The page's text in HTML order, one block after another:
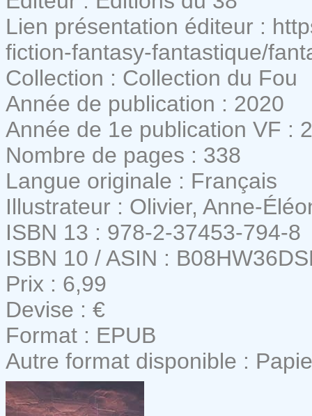
Lien présentation éditeur :
fiction-fantasy-fantastique/
Collection : Collection du Fou
Année de publication : 2020
Année de 1e publication VF :
Nombre de pages : 338
Langue originale : Français
Illustrateur : Olivier, Anne-
ISBN 13 : 978-2-37453-794-8
ISBN 10 / ASIN :
Prix : 6,99
Devise : €
Format : EPUB
Autre format disponible :